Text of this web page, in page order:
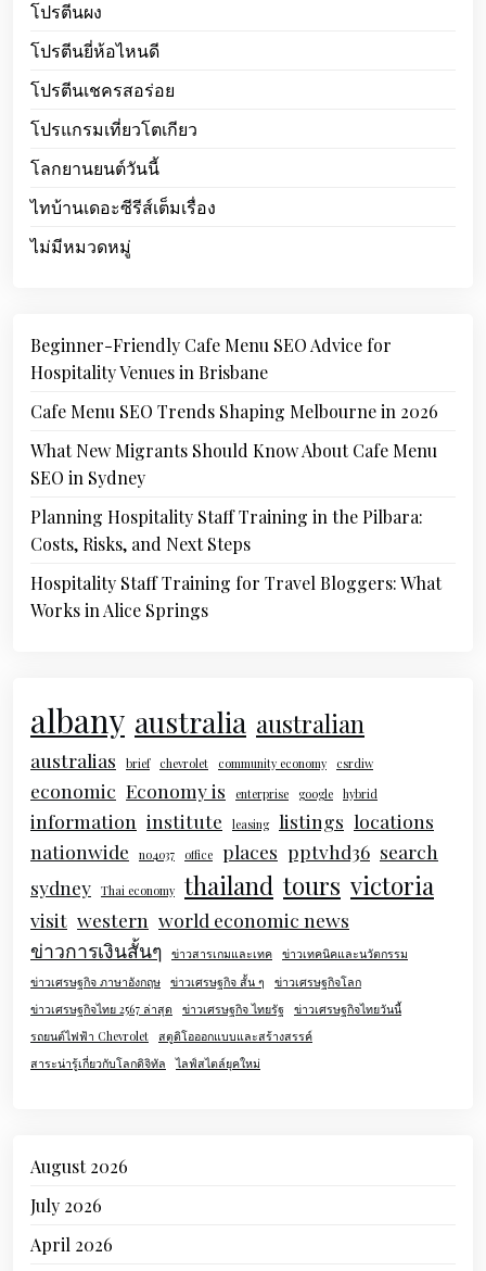
โปรตีนผง
โปรตีนยี่ห้อไหนดี
โปรตีนเชครสอร่อย
โปรแกรมเที่ยวโตเกียว
โลกยานยนต์วันนี้
ไทบ้านเดอะซีรีส์เต็มเรื่อง
ไม่มีหมวดหมู่
Beginner-Friendly Cafe Menu SEO Advice for
Hospitality Venues in Brisbane
Cafe Menu SEO Trends Shaping Melbourne in 2026
What New Migrants Should Know About Cafe Menu
SEO in Sydney
Planning Hospitality Staff Training in the Pilbara:
Costs, Risks, and Next Steps
Hospitality Staff Training for Travel Bloggers: What
Works in Alice Springs
albany australia australian
australias brief chevrolet community economy csrdiw
economic Economy is enterprise google hybrid
information institute leasing listings locations
nationwide
no4037 office places pptvhd36 search
sydney Thai economy thailand tours victoria
visit western world economic news
ข่าวการเงินสั้นๆ ข่าวสารเกมและเทค ข่าวเทคนิคและนวัตกรรม
ข่าวเศรษฐกิจ ภาษาอังกฤษ ข่าวเศรษฐกิจ สั้น ๆ
ข่าวเศรษฐกิจโลก
ข่าวเศรษฐกิจไทย 2567 ล่าสุด
ข่าวเศรษฐกิจ ไทยรัฐ ข่าวเศรษฐกิจไทยวันนี้
รถยนต์ไฟฟ้า Chevrolet สตูดิโอออกแบบและสร้างสรรค์
สาระน่ารู้เกี่ยวกับโลกดิจิทัล
ไลฟ์สไตล์ยุคใหม่
August 2026
July 2026
April 2026